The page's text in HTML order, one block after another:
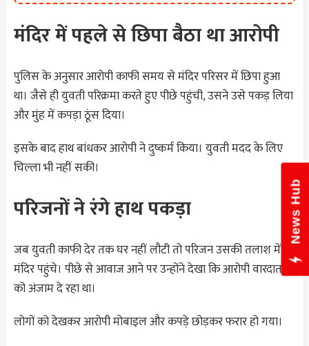
मंदिर में पहले से छिपा बैठा था आरोपी
पुलिस के अनुसार आरोपी काफी समय से मंदिर परिसर में छिपा हुआ
था। जैसे ही युवती परिक्रमा करते हुए पीछे पहुंची, उसने उसे पकड़ लिया
और मुंह में कपड़ा ठूंस दिया।
इसके बाद हाथ बांधकर आरोपी ने दुष्कर्म किया। युवती मदद के लिए
चिल्ला भी नहीं सकी।
परिजनों ने रंगे हाथ पकड़ा
जब युवती काफी देर तक घर नहीं लौटी तो परिजन उसकी तलाश में
मंदिर पहुंचे। पीछे से आवाज आने पर उन्होंने देखा कि आरोपी वारदात
को अंजाम दे रहा था।
लोगों को देखकर आरोपी मोबाइल और कपड़े छोड़कर फरार हो गया।
News Hub